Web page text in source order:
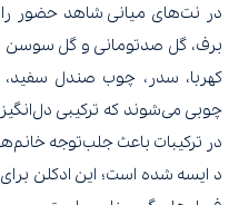
در نت‌های میانی شاهد حضور
برف، گل صدتومانی و گل
کهربا، سدر، چوب صندل
چوبی می‌شوند که ترکیبی دل‌انگیز
در ترکیبات باعث جلب‌توجه
د ایسه شده است؛ این ادکلن